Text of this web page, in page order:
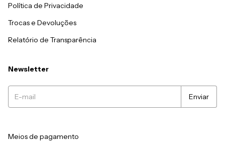
Política de Privacidade
Trocas e Devoluções
Relatório de Transparência
Newsletter
Meios de pagamento